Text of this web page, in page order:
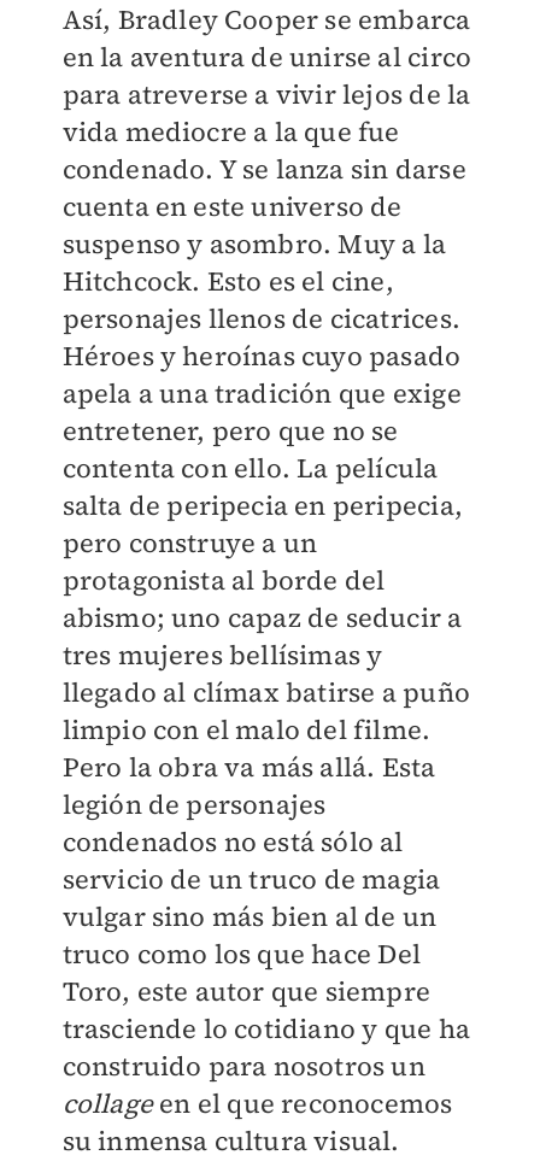
Así, Bradley Cooper se embarca
en la aventura de unirse al circo
para atreverse a vivir lejos de la
vida mediocre a la que fue
condenado. Y se lanza sin darse
cuenta en este universo de
suspenso y asombro. Muy a la
Hitchcock. Esto es el cine,
personajes llenos de cicatrices.
Héroes y heroínas cuyo pasado
apela a una tradición que exige
entretener, pero que no se
contenta con ello. La película
salta de peripecia en peripecia,
pero construye a un
protagonista al borde del
abismo; uno capaz de seducir a
tres mujeres bellísimas y
llegado al clímax batirse a puño
limpio con el malo del filme.
Pero la obra va más allá. Esta
legión de personajes
condenados no está sólo al
servicio de un truco de magia
vulgar sino más bien al de un
truco como los que hace Del
Toro, este autor que siempre
trasciende lo cotidiano y que ha
construido para nosotros un
collageen el que reconocemos
su inmensa cultura visual.